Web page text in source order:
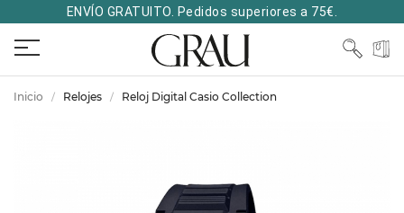
ENVÍO GRATUITO. Pedidos superiores a 75€.
Inicio Relojes Reloj Digital Casio Collection